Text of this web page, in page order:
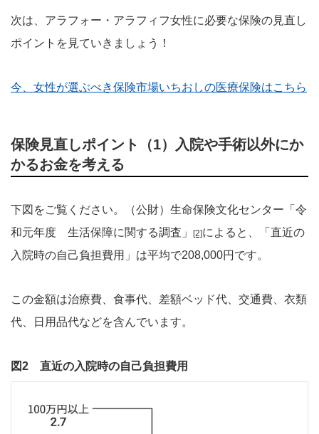
次は、アラフォー・アラフィフ女性に必要な保険の見直し
ポイントを見ていきましょう！
今、女性が選ぶべき保険市場いちおしの医療保険はこちら
保険見直しポイント（1）入院や手術以外にか
かるお金を考える
下図をご覧ください。（公財）生命保険文化センター「令
和元年度 生活保障に関する調査」
[2]によると、「直近の
入院時の自己負担費用」は平均で208,000円です。
この金額は治療費、食事代、差額ベッド代、交通費、衣類
代、日用品代などを含んでいます。
図2 直近の入院時の自己負担費用